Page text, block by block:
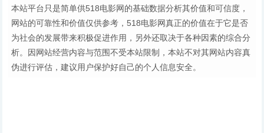
本站平台只是简单供518电影网的基础数据分析其价值和可信度，
网站的可靠性和价值仅供参考，518电影网真正的价值在于它是否
为社会的发展带来积极促进作用，另外还取决于各种因素的综合分
析。因网站经营内容与范围不受本站限制，本站不对其网站内容真
伪进行评估，建议用户保护好自己的个人信息安全。